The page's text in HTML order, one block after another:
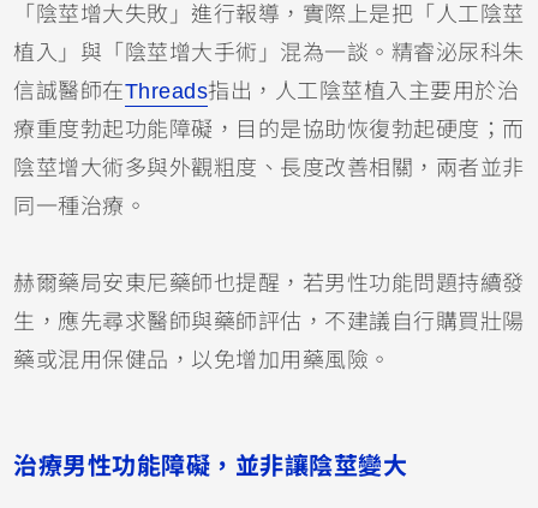
「陰莖增大失敗」進行報導，實際上是把「人工陰莖
植入」與「陰莖增大手術」混為一談。精睿泌尿科朱
信誠醫師在Threads指出，人工陰莖植入主要用於治
療重度勃起功能障礙，目的是協助恢復勃起硬度；而
陰莖增大術多與外觀粗度、長度改善相關，兩者並非
同一種治療。
赫爾藥局安東尼藥師也提醒，若男性功能問題持續發
生，應先尋求醫師與藥師評估，不建議自行購買壯陽
藥或混用保健品，以免增加用藥風險。
治療男性功能障礙，並非讓陰莖變大